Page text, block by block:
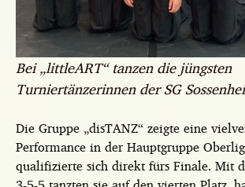
Bei „littleART“ tanzen die jüngsten
Turniertänzerinnen der SG
Die Gruppe „disTANZ“ zeigte eine
Performance in der Hauptgruppe
qualifizierte sich direkt fürs Finale. Mit